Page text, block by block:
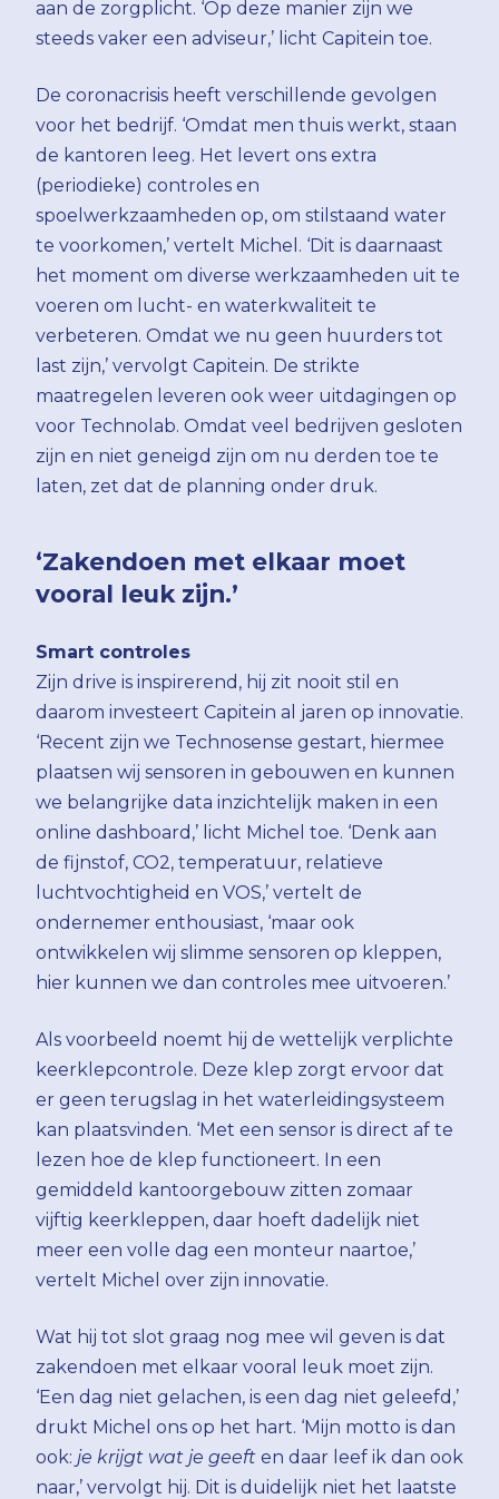
aan de zorgplicht. ‘Op deze manier zijn we
steeds vaker een adviseur,’ licht Capitein toe.
De coronacrisis heeft verschillende gevolgen
voor het bedrijf. ‘Omdat men thuis werkt, staan
de kantoren leeg. Het levert ons extra
(periodieke) controles en
spoelwerkzaamheden op, om stilstaand water
te voorkomen,’ vertelt Michel. ‘Dit is daarnaast
het moment om diverse werkzaamheden uit te
voeren om lucht- en waterkwaliteit te
verbeteren. Omdat we nu geen huurders tot
last zijn,’ vervolgt Capitein. De strikte
maatregelen leveren ook weer uitdagingen op
voor Technolab. Omdat veel bedrijven gesloten
zijn en niet geneigd zijn om nu derden toe te
laten, zet dat de planning onder druk.
‘Zakendoen met elkaar moet
vooral leuk zijn.’
Smart controles
Zijn drive is inspirerend, hij zit nooit stil en
daarom investeert Capitein al jaren op innovatie.
‘Recent zijn we Technosense gestart, hiermee
plaatsen wij sensoren in gebouwen en kunnen
we belangrijke data inzichtelijk maken in een
online dashboard,’ licht Michel toe. ‘Denk aan
de fijnstof, CO2, temperatuur, relatieve
luchtvochtigheid en VOS,’ vertelt de
ondernemer enthousiast, ‘maar ook
ontwikkelen wij slimme sensoren op kleppen,
hier kunnen we dan controles mee uitvoeren.’
Als voorbeeld noemt hij de wettelijk verplichte
keerklepcontrole. Deze klep zorgt ervoor dat
er geen terugslag in het waterleidingsysteem
kan plaatsvinden. ‘Met een sensor is direct af te
lezen hoe de klep functioneert. In een
gemiddeld kantoorgebouw zitten zomaar
vijftig keerkleppen, daar hoeft dadelijk niet
meer een volle dag een monteur naartoe,’
vertelt Michel over zijn innovatie.
Wat hij tot slot graag nog mee wil geven is dat
zakendoen met elkaar vooral leuk moet zijn.
‘Een dag niet gelachen, is een dag niet geleefd,’
drukt Michel ons op het hart. ‘Mijn motto is dan
ook: je krijgt wat je geeft en daar leef ik dan ook
naar,’ vervolgt hij. Dit is duidelijk niet het laatste